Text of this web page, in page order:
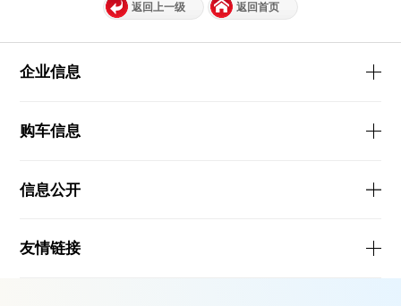
返回上一级 返回首页
企业信息
购车信息
信息公开
友情链接